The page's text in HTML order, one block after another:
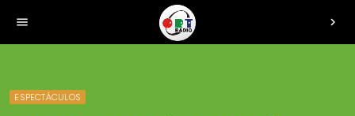
menu chevron_right
ESPECTÁCULOS